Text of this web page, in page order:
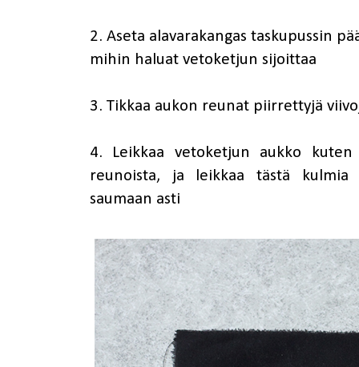
2. Aseta alavarakangas taskupussin
mihin haluat vetoketjun sijoittaa
3. Tikkaa aukon reunat piirrettyjä
4. Leikkaa vetoketjun aukko
reunoista, ja leikkaa tästä
saumaan asti